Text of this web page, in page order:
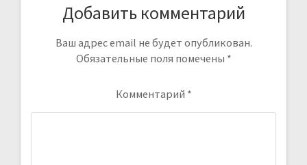
Добавить комментарий
Ваш адрес email не будет опубликован.
Обязательные поля помечены *
Комментарий *